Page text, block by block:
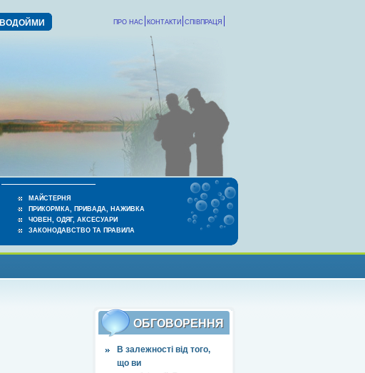
ВОДОЙМИ СПІВПРАЦЯ
КОНТАКТИ
ПРО НАС
МАЙСТЕРНЯ
ПРИКОРМКА, ПРИВАДА, НАЖИВКА
ЧОВЕН, ОДЯГ, АКСЕСУАРИ
ЗАКОНОДАВСТВО ТА ПРАВИЛА
ОБГОВОРЕННЯ
В залежності від того,
що ви